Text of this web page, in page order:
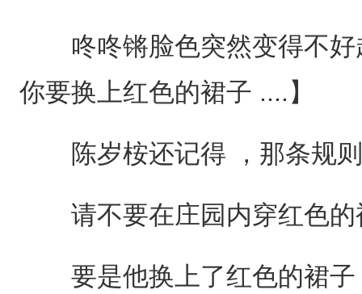
咚咚锵脸色突然变得不好
你要换上红色的裙子 ....】
陈岁桉还记得 ，那条规
请不要在庄园内穿红色的
要是他换上了红色的裙子